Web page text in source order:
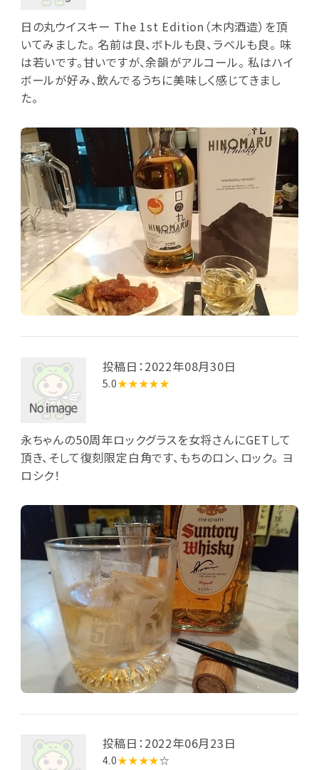
日の丸ウイスキー The 1st Edition（木内酒造）を頂
いてみました。 名前は良、ボトルも良、ラベルも良。 味
は若いです。甘いですが、余韻がアルコール。 私はハイ
ボールが好み、飲んでるうちに美味しく感じてきまし
た。
投稿日：2022年08月30日
5.0★★★★★
永ちゃんの50周年ロックグラスを女将さんにGETして
頂き、そして復刻限定白角です、もちのロン、ロック。 ヨ
ロシク！
投稿日：2022年06月23日
4.0★★★★☆